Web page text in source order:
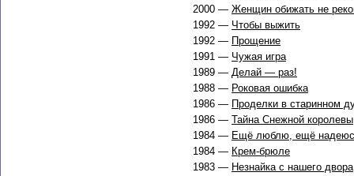
2000 — Женщин обижать не
1992 — Чтобы выжить
1992 — Прощение
1991 — Чужая игра
1989 — Делай — раз!
1988 — Роковая ошибка
1986 — Проделки в старинном
1986 — Тайна Снежной королевы
1984 — Ещё люблю, ещё
1984 — Крем-брюле
1983 — Незнайка с нашего двора